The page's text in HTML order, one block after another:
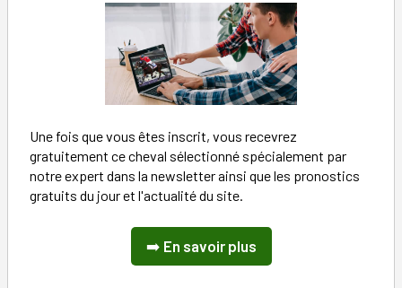
Une fois que vous êtes inscrit, vous recevrez
gratuitement ce cheval sélectionné spécialement par
notre expert dans la newsletter ainsi que les pronostics
gratuits du jour et l'actualité du site.
➡️ En savoir plus